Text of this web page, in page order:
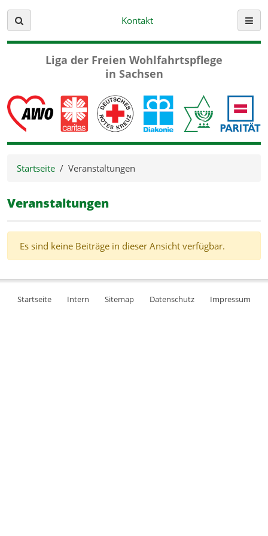
Suche
Kontakt
Liga der Freien Wohlfahrtspflege
in Sachsen
Startseite Veranstaltungen
Veranstaltungen
Es sind keine Beiträge in dieser Ansicht verfügbar.
Startseite Intern Sitemap Datenschutz Impressum